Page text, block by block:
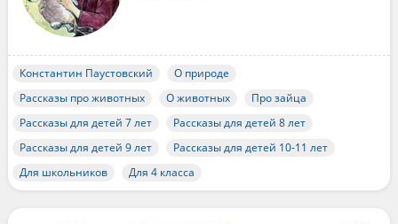
Константин Паустовский
О природе
Рассказы про животных
О животных
Про зайца
Рассказы для детей 7 лет
Рассказы для детей 8 лет
Рассказы для детей 9 лет
Рассказы для детей 10-11 лет
Для школьников
Для 4 класса